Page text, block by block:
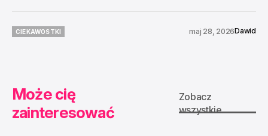
CIEKAWOSTKI
maj 28, 2026Dawid
Może cię
zainteresować
Zobacz
wszystkie